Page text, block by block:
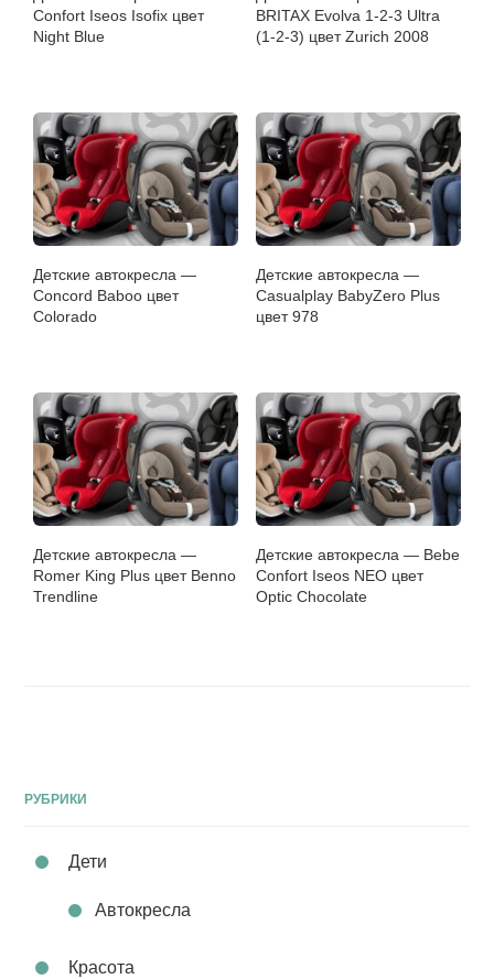
Confort Iseos Isofix цвет
Night Blue
BRITAX Evolva 1-2-3 Ultra
(1-2-3) цвет Zurich 2008
Детские автокресла —
Concord Baboo цвет
Colorado
Детские автокресла —
Casualplay BabyZero Plus
цвет 978
Детские автокресла —
Romer King Plus цвет Benno
Trendline
Детские автокресла — Bebe
Confort Iseos NEO цвет
Optic Chocolate
РУБРИКИ
Дети
Автокресла
Красота